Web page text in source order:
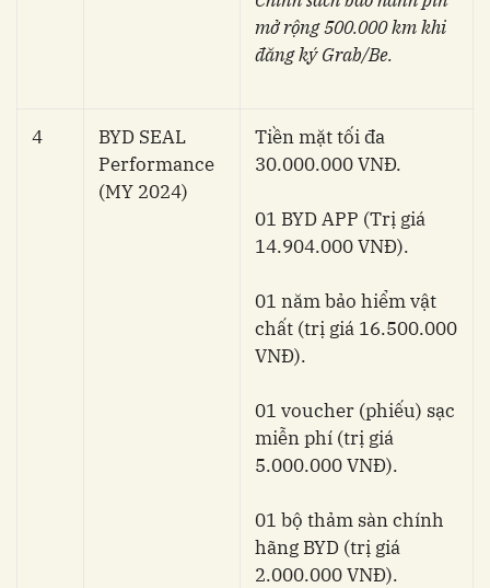
mở rộng 500.000 km khi
đăng ký Grab/Be.
4
BYD SEAL
Performance
(MY 2024)
Tiền mặt tối đa
30.000.000 VNĐ.
01 BYD APP (Trị giá
14.904.000 VNĐ).
01 năm bảo hiểm vật
chất (trị giá 16.500.000
VNĐ).
01 voucher (phiếu) sạc
miễn phí (trị giá
5.000.000 VNĐ).
01 bộ thảm sàn chính
hãng BYD (trị giá
2.000.000 VNĐ).